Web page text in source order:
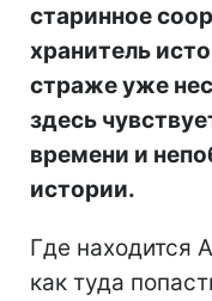
старинное
хранитель
страже уже
здесь
времени и
истории.
Где находится
как туда